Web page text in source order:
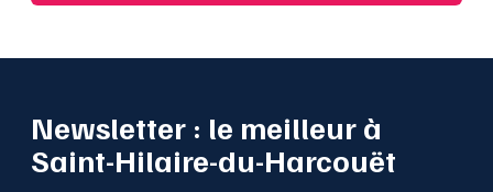
Newsletter : le meilleur à
Saint-Hilaire-du-Harcouët